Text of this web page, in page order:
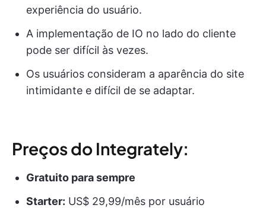
experiência do usuário.
A implementação de IO no lado do cliente
pode ser difícil às vezes.
Os usuários consideram a aparência do site
intimidante e difícil de se adaptar.
Preços do Integrately:
Gratuito para sempre
Starter: US$ 29,99/mês por usuário